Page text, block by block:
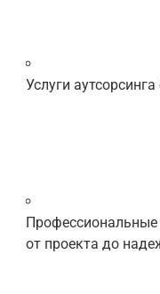
Услуги
Профессиональные
от проекта до